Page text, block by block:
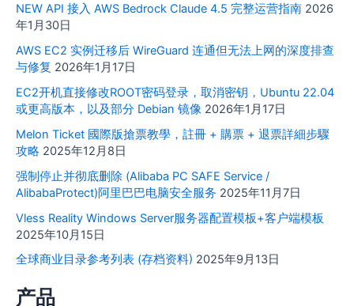
NEW API 接入 AWS Bedrock Claude 4.5 完整运营指南 2026
年1月30日
AWS EC2 实例迁移后 WireGuard 连通但无法上网的深度排查
与修复 2026年1月17日
EC2开机直接修改ROOT密码登录，取消密钥，Ubuntu 22.04
或更高版本，以及部分 Debian 镜像 2026年1月17日
Melon Ticket 國際版搶票教學，註冊 + 購票 + 退票詳細步驟
攻略 2025年12月8日
强制停止并彻底删除 (Alibaba PC SAFE Service /
AlibabaProtect)阿里巴巴电脑安全服务 2025年11月7日
Vless Reality Windows Server服务器配置模板+客户端模板
2025年10月15日
全球商业目录参考列表 (存档资料) 2025年9月13日
产品